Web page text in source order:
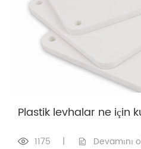
Plastik levhalar ne için
1175 | Devamını